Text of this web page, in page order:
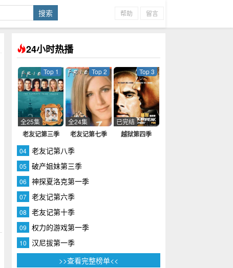
帮助 留言
24小时热播
老友记第三季
Top 1
全25集
老友记第七季
Top 2
全24集
越狱第四季
Top 3
已完结
04 老友记第八季
05 破产姐妹第三季
06 神探夏洛克第一季
07 老友记第六季
08 老友记第十季
09 权力的游戏第一季
10
汉尼拔第一季
>>查看完整榜单<<